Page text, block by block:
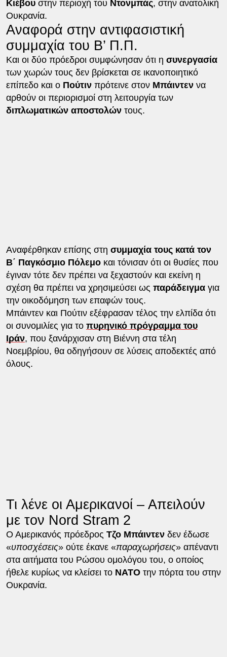
Κιέβουστην περιοχή του Ντονμπάς, στην ανατολική
Ουκρανία.
Αναφορά στην αντιφασιστική
συμμαχία του Β’ Π.Π.
Και οι δύο πρόεδροι συμφώνησαν ότι η συνεργασία
των χωρών τους δεν βρίσκεται σε ικανοποιητικό
επίπεδο και ο Πούτινπρότεινε στον Μπάιντεννα
αρθούν οι περιορισμοί στη λειτουργία των
διπλωματικών αποστολώντους.
Αναφέρθηκαν επίσης στη συμμαχία τους κατά τον
Β΄ Παγκόσμιο Πόλεμοκαι τόνισαν ότι οι θυσίες που
έγιναν τότε δεν πρέπει να ξεχαστούν και εκείνη η
σχέση θα πρέπει να χρησιμεύσει ως παράδειγμαγια
την οικοδόμηση των επαφών τους.
Μπάιντεν και Πούτιν εξέφρασαν τέλος την ελπίδα ότι
οι συνομιλίες για το πυρηνικό πρόγραμμα του
Ιράν, που ξανάρχισαν στη Βιέννη στα τέλη
Νοεμβρίου, θα οδηγήσουν σε λύσεις αποδεκτές από
όλους.
Τι λένε οι Αμερικανοί – Απειλούν
με τον Nord Stram 2
Ο Αμερικανός πρόεδρος Τζο Μπάιντενδεν έδωσε
«υποσχέσεις» ούτε έκανε «παραχωρήσεις» απέναντι
στα αιτήματα του Ρώσου ομολόγου του, ο οποίος
ήθελε κυρίως να κλείσει το ΝΑΤΟτην πόρτα του στην
Ουκρανία.